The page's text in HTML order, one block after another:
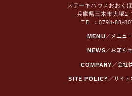
ステーキハウスおおく
兵庫県三木市大塚2-
TEL：0794-88-
MENU ／メニュー
NEWS ／お知らせ
COMPANY ／会社
SITE POLICY ／サイト